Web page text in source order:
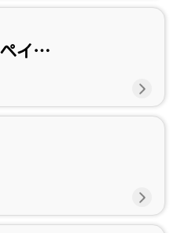
日本-プリペイドeSIM